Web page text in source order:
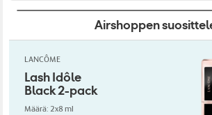
Airshoppen
LANCÔME
Lash Idôle
Black 2-pack
Määrä: 2x8 ml